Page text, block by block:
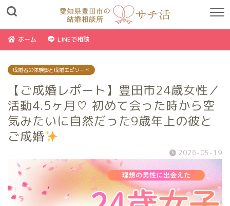
ホーム LINEで相談
成婚者の体験談と成婚エピソード
【ご成婚レポート】豊田市24歳女性／
活動4.5ヶ月♡ 初めて会った時から空
気みたいに自然だった9歳年上の彼と
ご成婚
2026-05-19